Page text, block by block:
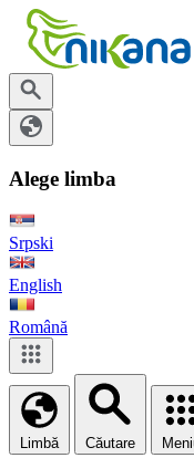
Alege limba
Srpski
English
Română
Limbă Căutare